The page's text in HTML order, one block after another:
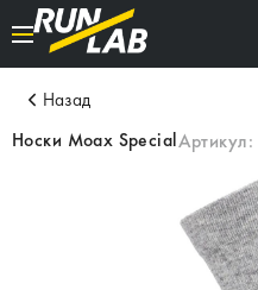
Назад
Носки Moax SpecialАртикул: